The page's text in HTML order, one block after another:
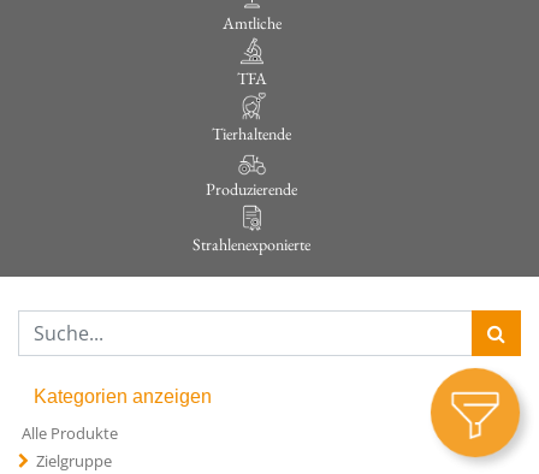
Amtliche
TFA
Tierhaltende
Produzierende
Strahlenexponierte
Kategorien anzeigen
Alle Produkte
Zielgruppe